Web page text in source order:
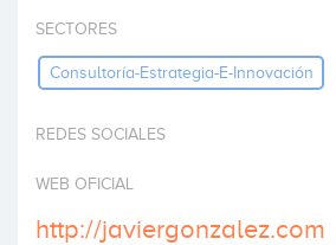
Invest
SECTORES
Consultoría-Estrategia-E-Innovación
REDES SOCIALES
WEB OFICIAL
http://javiergonzalez.com